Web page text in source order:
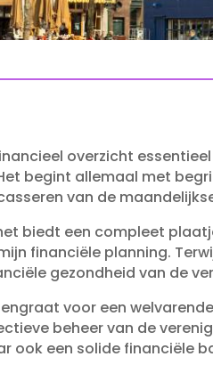
overzicht
begint allemaal met
van de
biedt een compleet
financiële planning.​
gezondheid van de
voor een
beheer van de
ook een solide financiële